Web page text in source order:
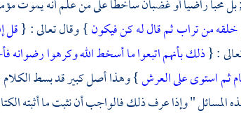
راضيا أو غضبان ساخطا على من علم أنه يموت
خلقه من تراب ثم قال له كن فيكون} وقال تعالى : {قل
: {ذلك بأنهم اتبعوا ما أسخط الله وكرهوا رضوانه
ثم استوى على العرش} وهذا أصل كبير قد بسط الكلام
المسائل " وإذا عرف ذلك فالواجب أن نثبت ما أثبته